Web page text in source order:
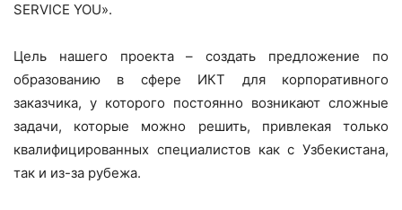
SERVICE YOU».
Цель нашего проекта – создать предложение по
образованию в сфере ИКТ для корпоративного
заказчика, у которого постоянно возникают сложные
задачи, которые можно решить, привлекая только
квалифицированных специалистов как с Узбекистана,
так и из-за рубежа.